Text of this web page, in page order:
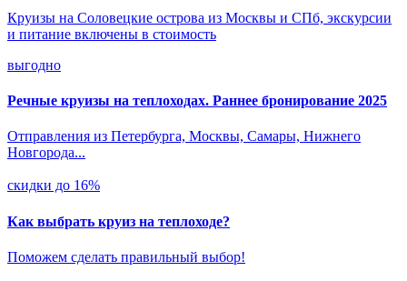
Круизы на Соловецкие острова из Москвы и СПб, экскурсии
и питание включены в стоимость
выгодно
Речные круизы на теплоходах. Раннее бронирование 2025
Отправления из Петербурга, Москвы, Самары, Нижнего
Новгорода...
скидки до 16%
Как выбрать круиз на теплоходе?
Поможем сделать правильный выбор!